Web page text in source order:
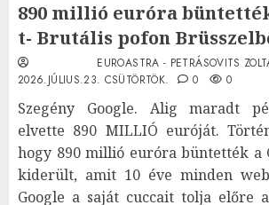
890 millió euróra
t- Brutális pofon
EUROASTRA - PETRÁSOVITS
2026.JÚLIUS.23. CSÜTÖRTÖK.
0 0
Szegény Google. Alig maradt
elvette 890 MILLIÓ euróját.
hogy 890 millió euróra büntették a
kiderült, amit 10 éve minden
Google a saját cuccait tolja előre